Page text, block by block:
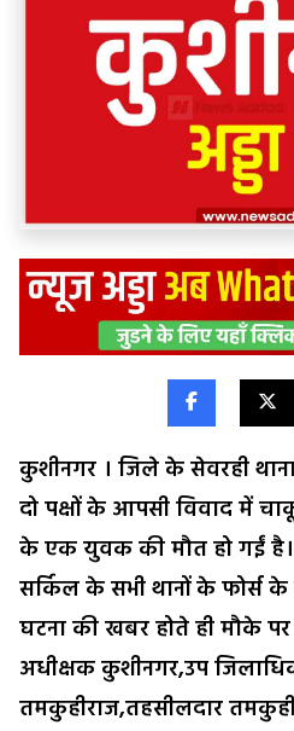
कुशीनगर । जिले के सेवरही
दो पक्षों के आपसी विवाद में
के एक युवक की मौत हो गईं
सर्किल के सभी थानों के फोर्स
घटना की खबर होते ही मौके
अधीक्षक कुशीनगर,उप
तमकुहीराज,तहसीलदार